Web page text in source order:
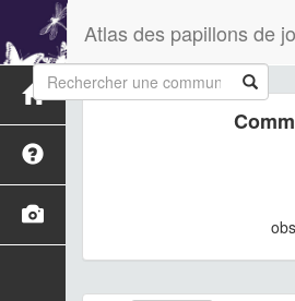
Atlas des papillons de